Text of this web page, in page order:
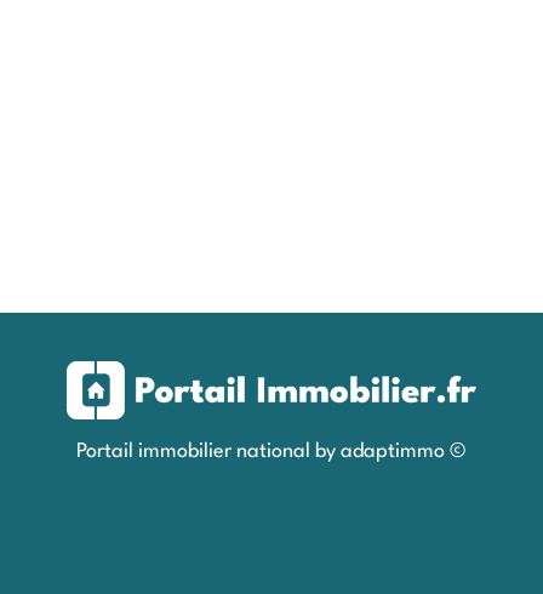
Portail immobilier national by adaptimmo ©